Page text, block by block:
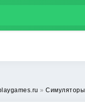
» Симуляторы